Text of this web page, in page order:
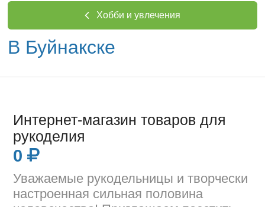
Хобби и увлечения
В Буйнакске
Интернет-магазин товаров для
рукоделия
0
Уважаемые рукодельницы и творчески
настроенная сильная половина